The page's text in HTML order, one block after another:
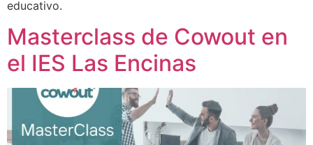
educativo.
Masterclass de Cowout en
el IES Las Encinas